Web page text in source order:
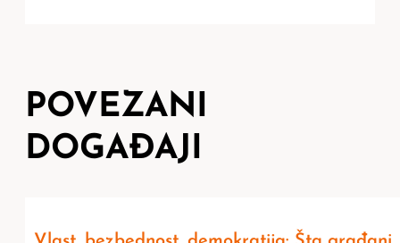
POVEZANI
DOGAĐAJI